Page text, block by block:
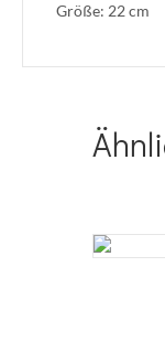
Größe: 22 cm